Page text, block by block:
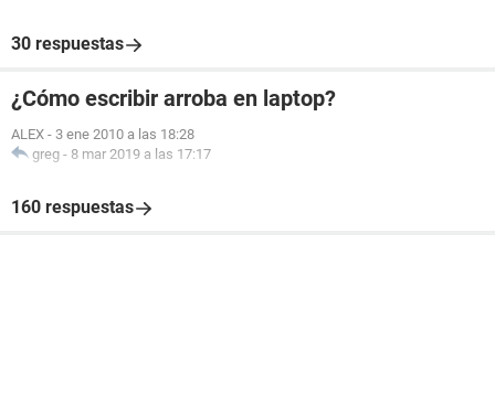
30 respuestas
¿Cómo escribir arroba en laptop?
ALEX - 3 ene 2010 a las 18:28
greg - 8 mar 2019 a las 17:17
160 respuestas